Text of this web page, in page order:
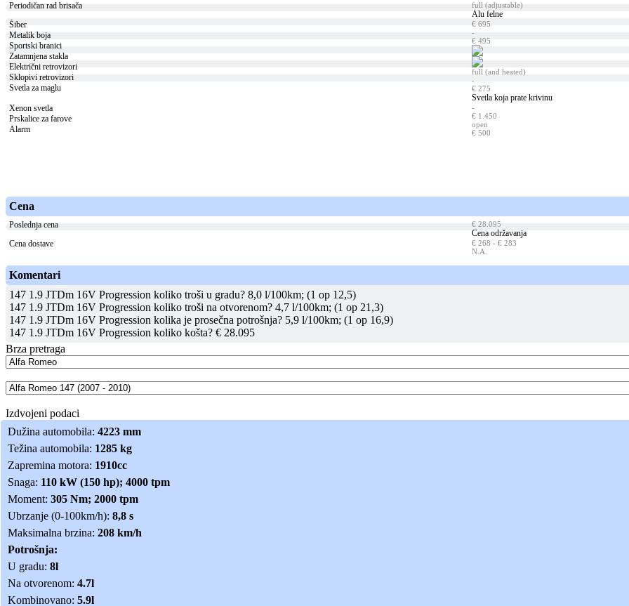
Periodičan rad brisača full (adjustable)
Alu felne
€ 695
Šiber
-
Metalik boja
€ 495
Sportski branici
Zatamnjena stakla
Električni retrovizori
full (and heated)
Sklopivi retrovizori -
Svetla za maglu € 275
Svetla koja prate krivinu
-
Xenon svetla
€ 1.450
Prskalice za farove
open
Alarm € 500
Cena
Poslednja cena € 28.095
Cena održavanja
€ 268 - € 283
Cena dostave
N.A.
Komentari
147 1.9 JTDm 16V Progression koliko troši u gradu? 8,0 l/100km; (1 op 12,5)
147 1.9 JTDm 16V Progression koliko troši na otvorenom? 4,7 l/100km; (1 op 21,3)
147 1.9 JTDm 16V Progression kolika je prosečna potrošnja? 5,9 l/100km; (1 op 16,9)
147 1.9 JTDm 16V Progression koliko košta? € 28.095
Brza pretraga
Izdvojeni podaci
Dužina automobila: 4223 mm
Težina automobila: 1285 kg
Zapremina motora: 1910cc
Snaga: 110 kW (150 hp); 4000 tpm
Moment: 305 Nm; 2000 tpm
Ubrzanje (0-100km/h): 8,8 s
Maksimalna brzina: 208 km/h
Potrošnja:
U gradu: 8l
Na otvorenom: 4.7l
Kombinovano: 5.9l